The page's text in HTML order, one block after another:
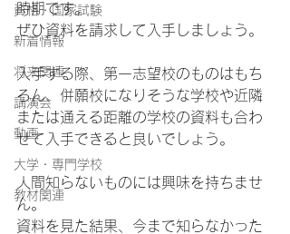
資格・国家試験
新着情報
将来関連
講演会
動画
大学・専門学校
教材関連
時期です。
ぜひ資料を請求して入手しましょう。
入手する際、第一志望校のものはもち
ろん、併願校になりそうな学校や近隣
または通える距離の学校の資料も合わ
せて入手できると良いでしょう。
人間知らないものには興味を持ちませ
ん。
資料を見た結果、今まで知らなかった